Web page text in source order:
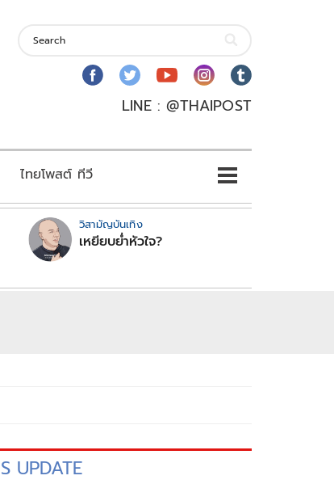
LINE : @THAIPOST
ไทยโพสต์ ทีวี
วิสามัญบันเทิง
เหยียบย่ำหัวใจ?
UPDATE